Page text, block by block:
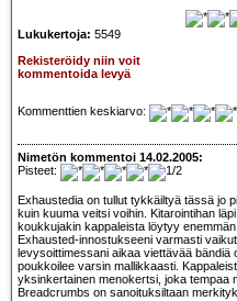
Lukukertoja: 5549
Rekisteröidy niin voit
kommentoida levyä
Kommenttien keskiarvo:
Nimetön kommentoi 14.02.2005:
Pisteet:
Exhaustedia on tullut tykkäiltyä tässä jo
kuin kuuma veitsi voihin. Kitarointihan
koukkujakin kappaleista löytyy
Exhausted-innostukseeni varmasti
levysoittimessani aikaa viettävää bändiä
poukkoilee varsin mallikkaasti.
yksinkertainen menokertsi, joka tempaa
Breadcrumbs on sanoituksiltaan